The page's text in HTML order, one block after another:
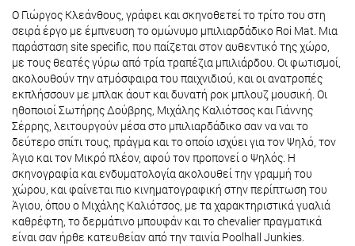
Ο Γιώργος Κλεάνθους, γράφει και σκηνοθετεί το τρίτο του στη
σειρά έργο με έμπνευση το ομώνυμο μπιλιαρδάδικο Roi Mat. Μια
παράσταση site specific, που παίζεται στον αυθεντικό της χώρο,
με τους θεατές γύρω από τρία τραπέζια μπιλιάρδου. Οι φωτισμοί,
ακολουθούν την ατμόσφαιρα του παιχνιδιού, και οι ανατροπές
εκπλήσσουν με μπλακ άουτ και δυνατή ροκ μπλουζ μουσική. Οι
ηθοποιοί Σωτήρης Δούβρης, Μιχάλης Καλιότσος και Γιάννης
Σέρρης, λειτουργούν μέσα στο μπιλιαρδάδικο σαν να ναι το
δεύτερο σπίτι τους, πράγμα και το οποίο ισχύει για τον Ψηλό, τον
Άγιο και τον Μικρό πλέον, αφού τον προπονεί ο Ψηλός. Η
σκηνογραφία και ενδυματολογία ακολουθεί την γραμμή του
χώρου, και φαίνεται πιο κινηματογραφική στην περίπτωση του
Άγιου, όπου ο Μιχάλης Καλιότσος, με τα χαρακτηριστικά γυαλιά
καθρέφτη, το δερμάτινο μπουφάν και το chevalier πραγματικά
είναι σαν ήρθε κατευθείαν από την ταινία Poolhall Junkies.